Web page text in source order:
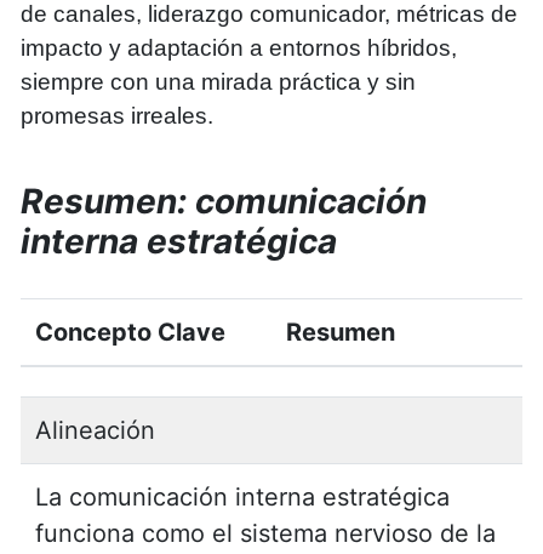
de canales, liderazgo comunicador, métricas de
impacto y adaptación a entornos híbridos,
siempre con una mirada práctica y sin
promesas irreales.
Resumen: comunicación
interna estratégica
Concepto Clave Resumen
Alineación
La comunicación interna estratégica
funciona como el sistema nervioso de la